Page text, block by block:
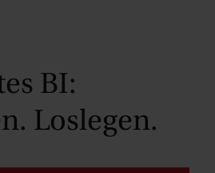
BI:
Loslegen.